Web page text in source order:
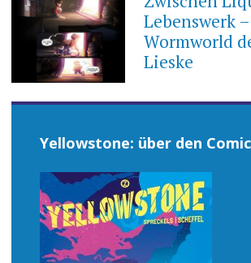
Lebenswerk
Wormworld
Lieske
Yellowstone: über den Comic